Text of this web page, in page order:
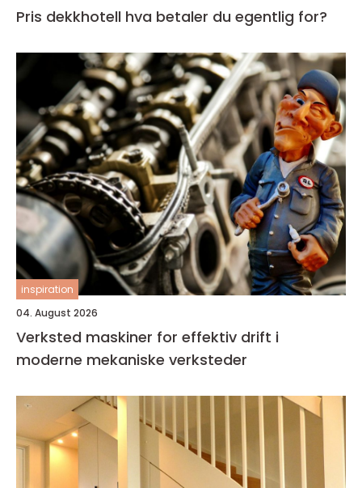
Pris dekkhotell hva betaler du egentlig for?
inspiration
04. August 2026
Verksted maskiner for effektiv drift i
moderne mekaniske verksteder